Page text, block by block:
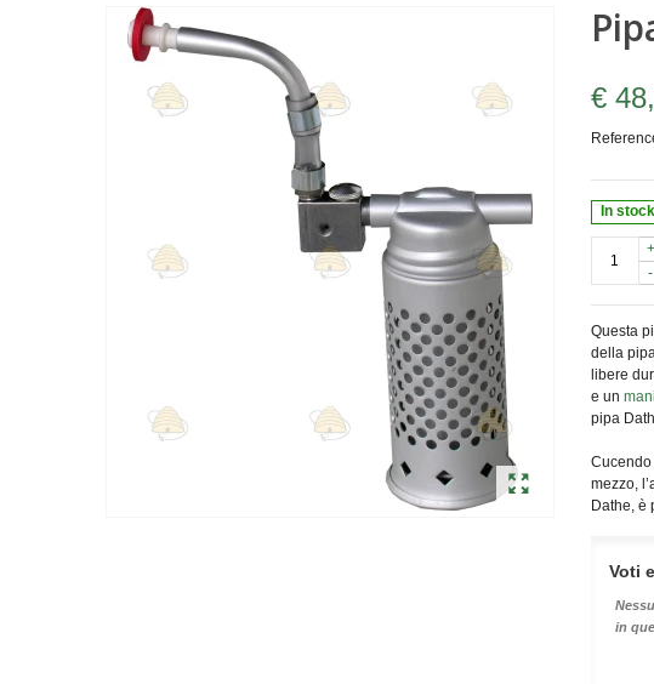
€
In
-
+
Questa
della
libere
e un
pipa
Cucendo
mezzo,
Dathe, è
Voti
in